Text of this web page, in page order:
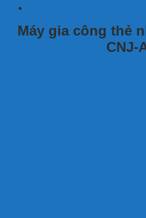
Máy gia công thẻ
CNJ-